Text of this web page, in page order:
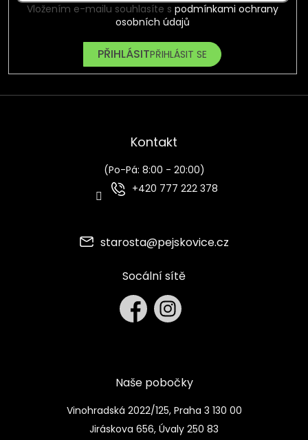
Vložením e-mailu souhlasíte s podmínkami ochrany
osobních údajů
PŘIHLÁSIT SE
Kontakt
(Po-Pá: 8:00 - 20:00)
+420 777 222 378
starosta@pejskovice.cz
Socální sítě
Naše pobočky
Vinohradská 2022/125, Praha 3 130 00
Jiráskova 656, Úvaly 250 83